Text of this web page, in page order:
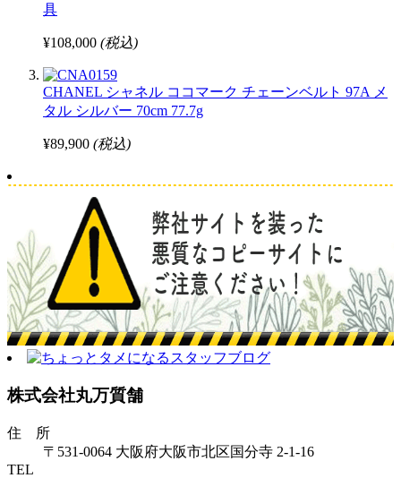
具
¥108,000 (税込)
CHANEL シャネル ココマーク チェーンベルト 97A メ
タル シルバー 70cm 77.7g
¥89,900 (税込)
株式会社丸万質舗
住 所
〒531-0064 大阪府大阪市北区国分寺 2-1-16
TEL